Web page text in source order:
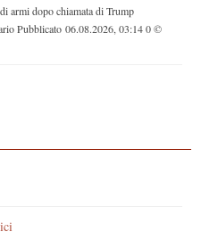
armi dopo chiamata di Trump
Pubblicato 06.08.2026, 03:14 0 ©